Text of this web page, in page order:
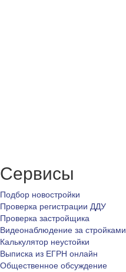
Сервисы
Подбор новостройки
Проверка регистрации ДДУ
Проверка застройщика
Видеонаблюдение за стройками
Калькулятор неустойки
Выписка из ЕГРН онлайн
Общественное обсуждение